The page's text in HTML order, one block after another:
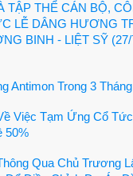
TẬP THỂ CÁN BỘ,
LỄ DÂNG HƯƠNG
BINH - LIỆT SỸ (27/
Antimon Trong 3
Việc Tạm Ứng Cổ
50%
Qua Chủ Trương